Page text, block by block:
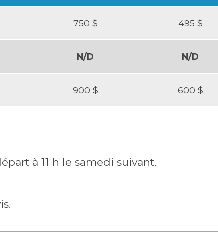
750 $ 495 $
N/D N/D
900 $ 600 $
à 11 h le samedi suivant.